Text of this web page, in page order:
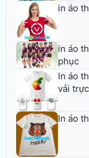
in áo
in áo
phục
In áo
vải
In áo